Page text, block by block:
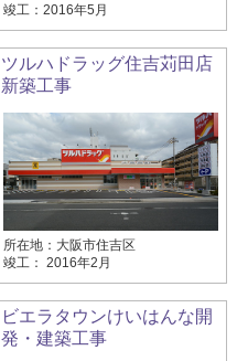
竣工：2016年5月
ツルハドラッグ住吉苅田店
新築工事
所在地：大阪市住吉区
竣工： 2016年2月
ビエラタウンけいはんな開
発・建築工事